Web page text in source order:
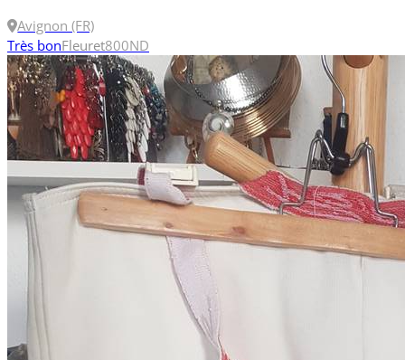
Avignon (FR)
Très bonFleuret800ND